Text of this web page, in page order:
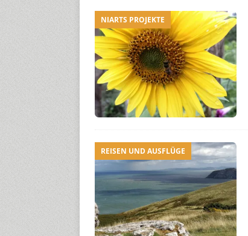
NIARTS PROJEKTE
REISEN UND AUSFLÜGE